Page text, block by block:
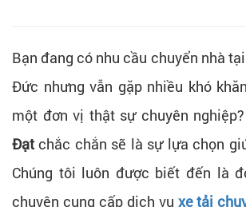
Bạn đang có nhu cầu chuyển nhà
Đức nhưng vẫn gặp nhiều khó
một đơn vị thật sự chuyên nghiệp?
Đạt chắc chắn sẽ là sự lựa chọn
Chúng tôi luôn được biết đến là
chuyên cung cấp dịch vụ xe tải